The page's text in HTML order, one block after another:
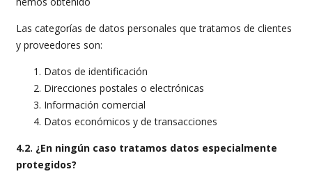
Las categorías de datos personales que tratamos de clientes
y proveedores son:
Datos de identificación
Direcciones postales o electrónicas
Información comercial
Datos económicos y de transacciones
4.2. ¿En ningún caso tratamos datos especialmente
protegidos?